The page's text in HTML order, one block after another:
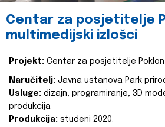
Centar za posjetitelje
multimedijski izlošci
Projekt: Centar za posjetitelje Poklon
Naručitelj: Javna ustanova Park
Usluge: dizajn, programiranje, 3D
produkcija
Produkcija: studeni 2020.